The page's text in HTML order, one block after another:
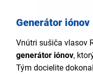
Generátor iónov
Vnútri sušiča vlasov
generátor iónov,
Tým docielite